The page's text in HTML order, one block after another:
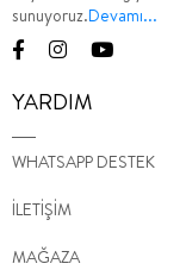
sunuyoruz.Devamı...
YARDIM
WHATSAPP DESTEK
İLETİŞİM
MAĞAZA